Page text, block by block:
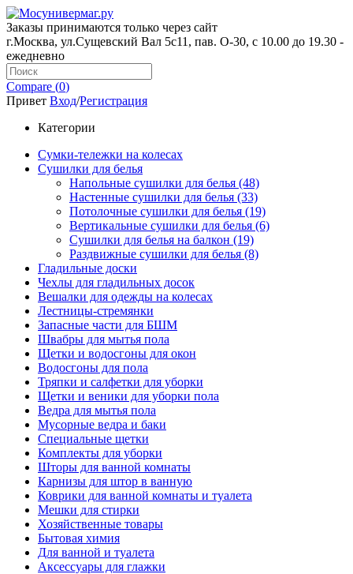
Заказы принимаются только через сайт
г.Москва, ул.Сущевский Вал 5с11, пав. О-30, с 10.00 до 19.30 -
ежедневно
Compare (0)
Привет Вход/Регистрация
Категории
Сумки-тележки на колесах
Сушилки для белья
Напольные сушилки для белья (48)
Настенные сушилки для белья (33)
Потолочные сушилки для белья (19)
Вертикальные сушилки для белья (6)
Сушилки для белья на балкон (19)
Раздвижные сушилки для белья (8)
Гладильные доски
Чехлы для гладильных досок
Вешалки для одежды на колесах
Лестницы-стремянки
Запасные части для БШМ
Швабры для мытья пола
Щетки и водосгоны для окон
Водосгоны для пола
Тряпки и салфетки для уборки
Щетки и веники для уборки пола
Ведра для мытья пола
Мусорные ведра и баки
Специальные щетки
Комплекты для уборки
Шторы для ванной комнаты
Карнизы для штор в ванную
Коврики для ванной комнаты и туалета
Мешки для стирки
Хозяйственные товары
Бытовая химия
Для ванной и туалета
Аксессуары для глажки